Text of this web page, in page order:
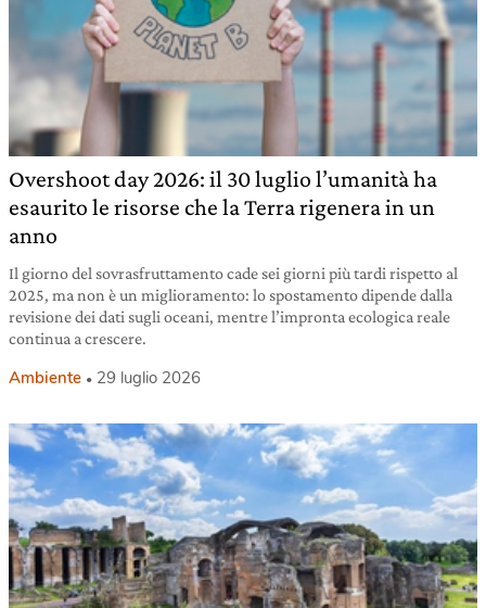
Overshoot day 2026: il 30 luglio l’umanità ha
esaurito le risorse che la Terra rigenera in un
anno
Il giorno del sovrasfruttamento cade sei giorni più tardi rispetto al
2025, ma non è un miglioramento: lo spostamento dipende dalla
revisione dei dati sugli oceani, mentre l’impronta ecologica reale
continua a crescere.
Ambiente 29 luglio 2026